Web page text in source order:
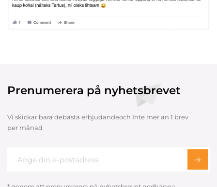
Prenumerera på nyhetsbrevet
Vi skickar bara debästa erbjudandeoch Inte mer än 1 brev
per månad